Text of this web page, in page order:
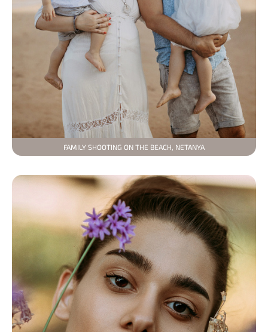
FAMILY SHOOTING ON THE BEACH, NETANYA